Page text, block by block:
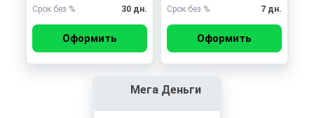
Срок без %
30 дн.
Оформить
Срок без %
7 дн.
Оформить
Мега Деньги